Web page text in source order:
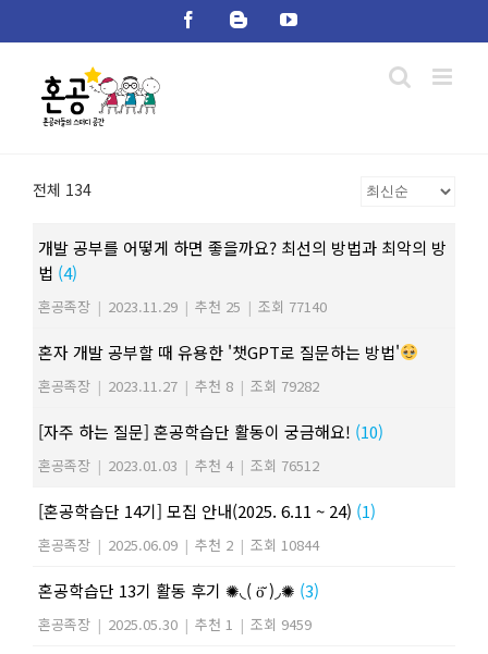
FacebookBloggerYouTube
전체 134
개발 공부를 어떻게 하면 좋을까요? 최선의 방법과 최악의 방
법 (4)
혼공족장 | 2023.11.29 | 추천 25 | 조회 77140
혼자 개발 공부할 때 유용한 '챗GPT로 질문하는 방법'
혼공족장 | 2023.11.27 | 추천 8 | 조회 79282
[자주 하는 질문] 혼공학습단 활동이 궁금해요! (10)
혼공족장 | 2023.01.03 | 추천 4 | 조회 76512
[혼공학습단 14기] 모집 안내(2025. 6.11 ~ 24) (1)
혼공족장 | 2025.06.09 | 추천 2 | 조회 10844
혼공학습단 13기 활동 후기 ✺◟( ö̆ )◞✺ (3)
혼공족장 | 2025.05.30 | 추천 1 | 조회 9459